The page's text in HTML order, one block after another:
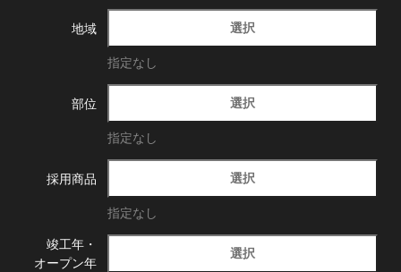
地域 選択
指定なし
部位 選択
指定なし
採用商品 選択
指定なし
竣工年・
オープン年
選択